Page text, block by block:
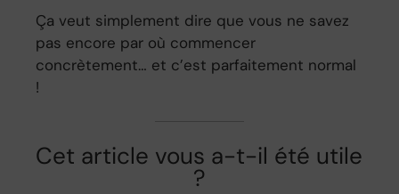
Ça veut simplement dire que vous ne savez
pas encore par où commencer
concrètement… et c’est parfaitement normal
!
Cet article vous a-t-il été utile
?